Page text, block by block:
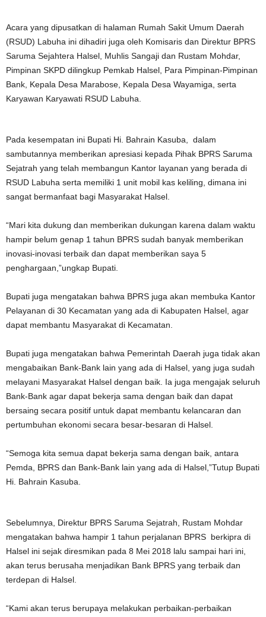
Acara yang dipusatkan di halaman Rumah Sakit Umum Daerah
(RSUD) Labuha ini dihadiri juga oleh Komisaris dan Direktur BPRS
Saruma Sejahtera Halsel, Muhlis Sangaji dan Rustam Mohdar,
Pimpinan SKPD dilingkup Pemkab Halsel, Para Pimpinan-Pimpinan
Bank, Kepala Desa Marabose, Kepala Desa Wayamiga, serta
Karyawan Karyawati RSUD Labuha.
Pada kesempatan ini Bupati Hi. Bahrain Kasuba, dalam
sambutannya memberikan apresiasi kepada Pihak BPRS Saruma
Sejatrah yang telah membangun Kantor layanan yang berada di
RSUD Labuha serta memiliki 1 unit mobil kas keliling, dimana ini
sangat bermanfaat bagi Masyarakat Halsel.
“Mari kita dukung dan memberikan dukungan karena dalam waktu
hampir belum genap 1 tahun BPRS sudah banyak memberikan
inovasi-inovasi terbaik dan dapat memberikan saya 5
penghargaan,”ungkap Bupati.
Bupati juga mengatakan bahwa BPRS juga akan membuka Kantor
Pelayanan di 30 Kecamatan yang ada di Kabupaten Halsel, agar
dapat membantu Masyarakat di Kecamatan.
Bupati juga mengatakan bahwa Pemerintah Daerah juga tidak akan
mengabaikan Bank-Bank lain yang ada di Halsel, yang juga sudah
melayani Masyarakat Halsel dengan baik. Ia juga mengajak seluruh
Bank-Bank agar dapat bekerja sama dengan baik dan dapat
bersaing secara positif untuk dapat membantu kelancaran dan
pertumbuhan ekonomi secara besar-besaran di Halsel.
“Semoga kita semua dapat bekerja sama dengan baik, antara
Pemda, BPRS dan Bank-Bank lain yang ada di Halsel,”Tutup Bupati
Hi. Bahrain Kasuba.
Sebelumnya, Direktur BPRS Saruma Sejatrah, Rustam Mohdar
mengatakan bahwa hampir 1 tahun perjalanan BPRS berkipra di
Halsel ini sejak diresmikan pada 8 Mei 2018 lalu sampai hari ini,
akan terus berusaha menjadikan Bank BPRS yang terbaik dan
terdepan di Halsel.
“Kami akan terus berupaya melakukan perbaikan-perbaikan